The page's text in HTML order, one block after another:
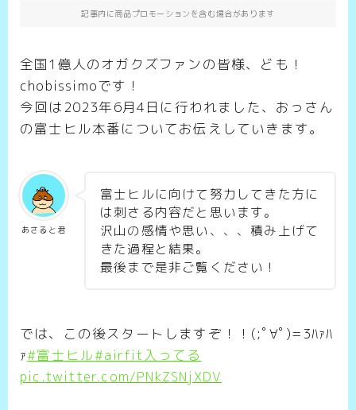
記事内に商品プロモーションを含む場合があります
全国1億人のオガクズファンの皆様、ども！
chobissimoです！
今回は2023年6月4日に行われました、おっさん
の富士ヒル本番についてお伝えしていきます。
あさると君
富士ヒルに向けて努力してきた方に
は刺さる内容だと思います。
沢山の感情や思い、、、積み上げて
きた過程と結果。
最後まで是非ご覧ください！
では、この後スタートしますぞ！！(;ﾟ∀ﾟ)=3ﾊｧﾊ
ｧ#富士ヒル#airfit入ってる
pic.twitter.com/PNkZSNjXDV